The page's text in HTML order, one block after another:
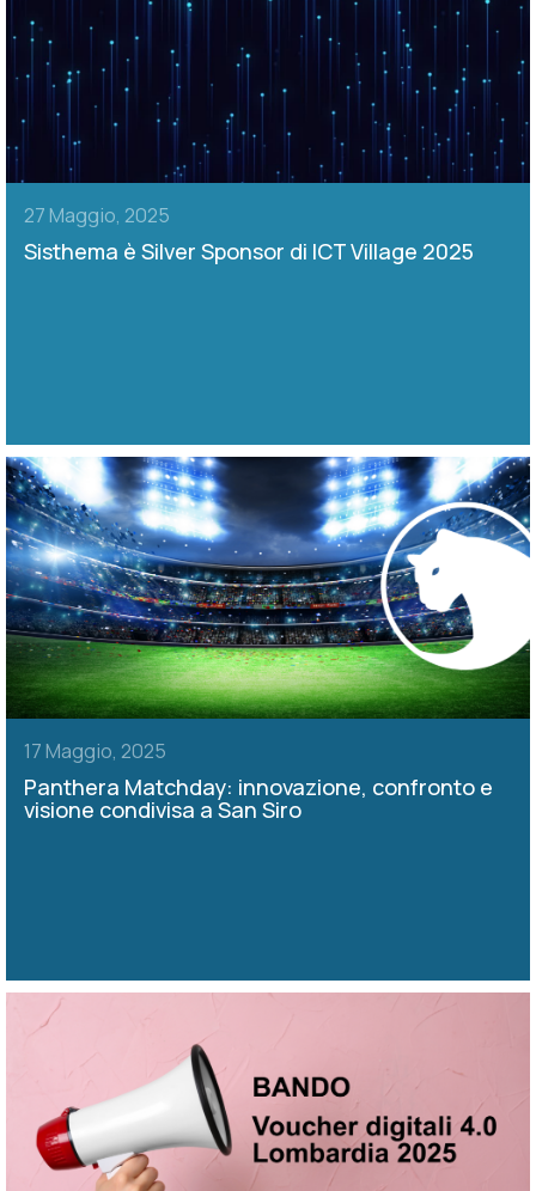
27 Maggio, 2025
Sisthema è Silver Sponsor di ICT Village 2025
17 Maggio, 2025
Panthera Matchday: innovazione, confronto e
visione condivisa a San Siro